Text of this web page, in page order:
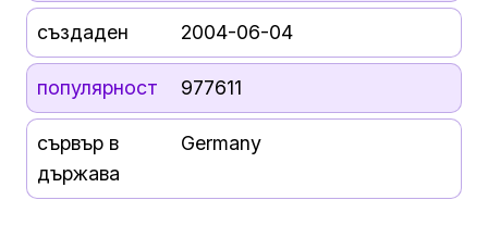
създаден 2004-06-04
популярност 977611
сървър в
държава
Germany